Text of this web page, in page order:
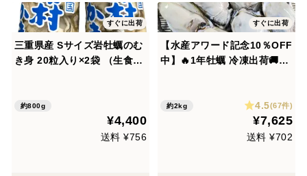
すぐに出荷
三重県産 Sサイズ岩牡蠣のむ
き身 20粒入り×2袋 （生食
約800g
¥4,400
送料 ¥756
すぐに出荷
【水産アワード記念10％OFF
中】🔥1年牡蠣 冷凍出荷🚚２
加熱用にも使用可能！🏝️松島
牡蠣屋 牡蛎 カキ かき kaki
約2kg 4.5(67件)
¥7,625
送料 ¥702